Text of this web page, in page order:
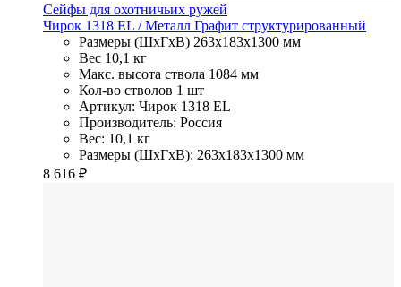
Сейфы для охотничьих ружей
Чирок 1318 EL / Металл Графит структурированный
Размеры (ШхГхВ) 263x183x1300 мм
Вес 10,1 кг
Макс. высота ствола 1084 мм
Кол-во стволов 1 шт
Артикул: Чирок 1318 EL
Производитель: Россия
Вес: 10,1 кг
Размеры (ШхГхВ): 263x183x1300 мм
8 616 ₽